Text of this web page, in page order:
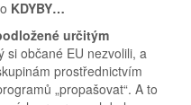
KDYBY…
určitým
si občané EU nezvolili, a
prostřednictvím
„propašovat“. A to